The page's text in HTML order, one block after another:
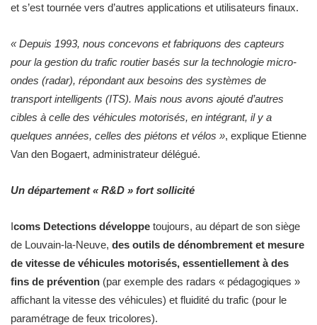
et s’est tournée vers d’autres applications et utilisateurs finaux.
« Depuis 1993, nous concevons et fabriquons des capteurs
pour la gestion du trafic routier basés sur la technologie micro-
ondes (radar), répondant aux besoins des systèmes de
transport intelligents (ITS). Mais nous avons ajouté d’autres
cibles à celle des véhicules motorisés, en intégrant, il y a
quelques années, celles des piétons et vélos », explique Etienne
Van den Bogaert, administrateur délégué.
Un département « R&D » fort sollicité
Icoms Detections développe toujours, au départ de son siège
de Louvain-la-Neuve, des outils de dénombrement et mesure
de vitesse de véhicules motorisés, essentiellement à des
fins de prévention (par exemple des radars « pédagogiques »
affichant la vitesse des véhicules) et fluidité du trafic (pour le
paramétrage de feux tricolores).